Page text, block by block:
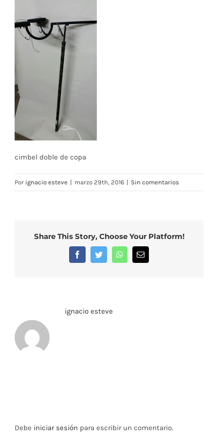
cimbel doble de copa
Por ignacio esteve | marzo 29th, 2016 | Sin comentarios
Share This Story, Choose Your Platform!
FacebookTwitter WhatsAppCorreo
electrónico
ignacio esteve
Debe iniciar sesión para escribir un comentario.